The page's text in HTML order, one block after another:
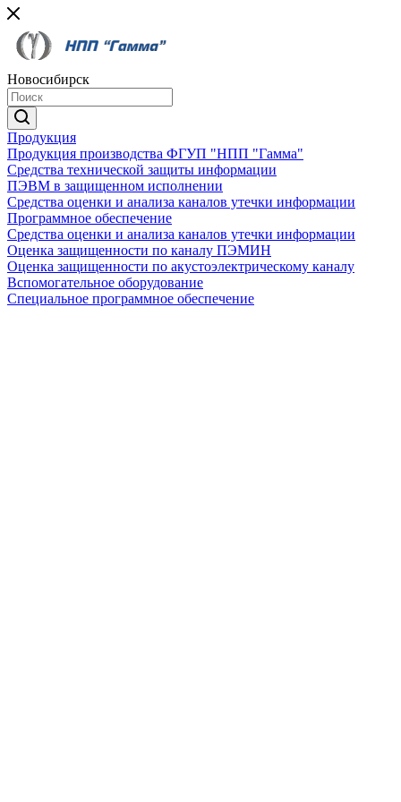
Новосибирск
Продукция
Продукция производства ФГУП "НПП "Гамма"
Средства технической защиты информации
ПЭВМ в защищенном исполнении
Средства оценки и анализа каналов утечки информации
Программное обеспечение
Средства оценки и анализа каналов утечки информации
Оценка защищенности по каналу ПЭМИН
Оценка защищенности по акустоэлектрическому каналу
Вспомогательное оборудование
Специальное программное обеспечение